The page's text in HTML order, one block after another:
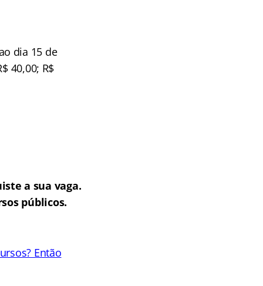
dia 15 de
40,00; R$
a sua vaga.
públicos.
Então